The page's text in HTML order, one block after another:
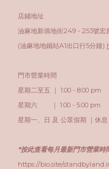
店鋪地址
油麻地新填地街249 - 253號宏
(油麻地地鐵站A1出口行5分鐘)
門市營業時間
星期二至五 ｜ 1:00 - 8:00 pm
星期六 ｜ 1:00 - 5:00 pm
星期一、日 及 公眾假期 ｜休息
*按此查看每月最新門市營業時
https://bio.site/